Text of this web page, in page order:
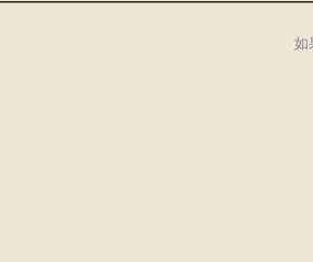
如